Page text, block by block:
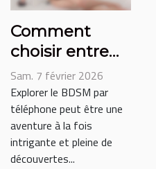
Comment
choisir entre
une
expérience
BDSM soft ou
hard par
téléphone ?
Sam. 7 février 2026
Explorer le BDSM par
téléphone peut être une
aventure à la fois
intrigante et pleine de
découvertes...